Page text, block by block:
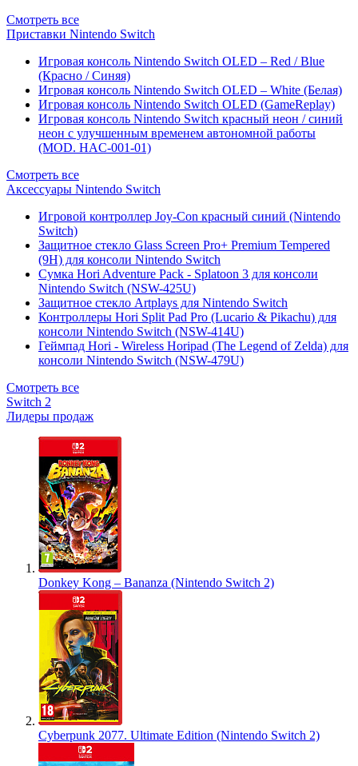
Смотреть все
Приставки Nintendo Switch
Игровая консоль Nintendo Switch OLED – Red / Blue
(Красно / Синяя)
Игровая консоль Nintendo Switch OLED – White (Белая)
Игровая консоль Nintendo Switch OLED (GameReplay)
Игровая консоль Nintendo Switch красный неон / синий
неон с улучшенным временем автономной работы
(MOD. HAC-001-01)
Смотреть все
Аксессуары Nintendo Switch
Игровой контроллер Joy-Con красный синий (Nintendo
Switch)
Защитное стекло Glass Screen Pro+ Premium Tempered
(9H) для консоли Nintendo Switch
Сумка Hori Adventure Pack - Splatoon 3 для консоли
Nintendo Switch (NSW-425U)
Защитное стекло Artplays для Nintendo Switch
Контроллеры Hori Split Pad Pro (Lucario & Pikachu) для
консоли Nintendo Switch (NSW-414U)
Геймпад Hori - Wireless Horipad (The Legend of Zelda) для
консоли Nintendo Switch (NSW-479U)
Смотреть все
Switch 2
Лидеры продаж
Donkey Kong – Bananza (Nintendo Switch 2)
Cyberpunk 2077. Ultimate Edition (Nintendo Switch 2)